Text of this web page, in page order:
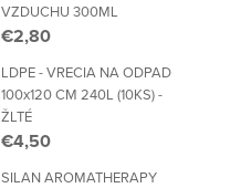
VZDUCHU 300ML
€2,80
LDPE - VRECIA NA ODPAD
100x120 CM 240L (10KS) -
ŽLTÉ
€4,50
SILAN AROMATHERAPY